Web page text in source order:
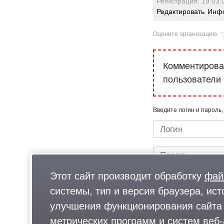
Редактировать
Оцените организацию
пользователи
Введите логин и
Быстрый вход/
Этот сайт производит обработку
системы, тип и версия браузера,
улучшения функционирования
метрических программ и систем